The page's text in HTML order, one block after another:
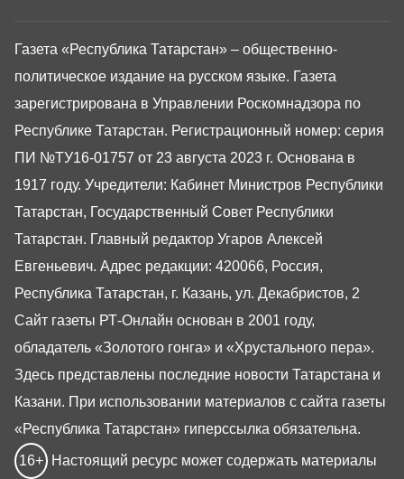
Газета «Республика Татарстан» – общественно-
политическое издание на русском языке. Газета
зарегистрирована в Управлении Роскомнадзора по
Республике Татарстан. Регистрационный номер: серия
ПИ №ТУ16-01757 от 23 августа 2023 г. Основана в
1917 году. Учредители: Кабинет Министров Республики
Татарстан, Государственный Совет Республики
Татарстан. Главный редактор Угаров Алексей
Евгеньевич. Адрес редакции: 420066, Россия,
Республика Татарстан, г. Казань, ул. Декабристов, 2
Сайт газеты РТ-Онлайн основан в 2001 году,
обладатель «Золотого гонга» и «Хрустального пера».
Здесь представлены последние новости Татарстана и
Казани. При использовании материалов с сайта газеты
«Республика Татарстан» гиперссылка обязательна.
16+ Настоящий ресурс может содержать материалы